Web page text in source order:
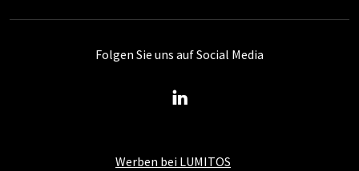
Werben bei LUMITOS
Folgen Sie uns auf Social Media